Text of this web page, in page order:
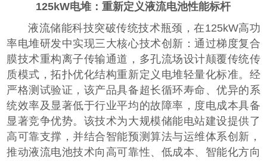
125kW电堆：重新定义液流电池性能标杆
液流储能科技突破传统技术瓶颈，在125kW高功
率电堆研发中实现三大核心技术创新：通过梯度复合
膜技术重构离子传输通道，多孔流场设计颠覆传统传
质模式，拓扑优化结构重新定义电堆轻量化标准。经
严格测试验证，该产品具备超长循环寿命、优异的系
统效率及显著低于行业平均的故障率，度电成本具备
显著竞争优势。该技术为大规模储能电站建设提供了
高可靠支撑，并结合智能预测算法与运维体系创新，
推动液流电池技术向高可靠性、低成本、智能化方向